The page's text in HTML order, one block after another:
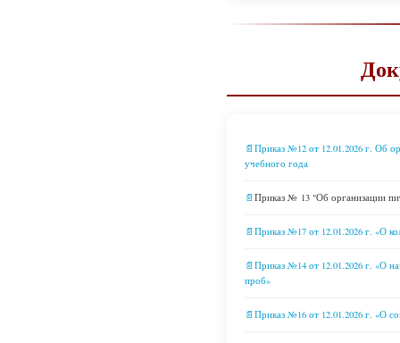
📄Приказ №12 от 12.01.2026 г. Об
учебного года
📄 Приказ № 13 "Об организации
📄Приказ №17 от 12.01.2026 г. «О
📄Приказ №14 от 12.01.2026 г. «О
проб»
📄Приказ №16 от 12.01.2026 г. «О